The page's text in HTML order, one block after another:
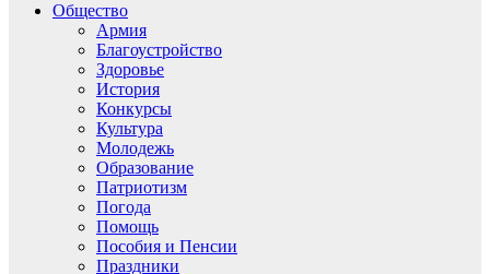
Общество
Армия
Благоустройство
Здоровье
История
Конкурсы
Культура
Молодежь
Образование
Патриотизм
Погода
Помощь
Пособия и Пенсии
Праздники